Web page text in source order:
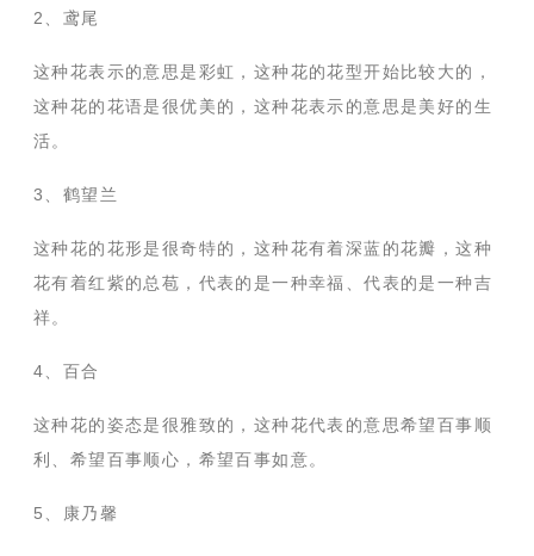
2、鸢尾
这种花表示的意思是彩虹，这种花的花型开始比较大的，
这种花的花语是很优美的，这种花表示的意思是美好的生
活。
3、鹤望兰
这种花的花形是很奇特的，这种花有着深蓝的花瓣，这种
花有着红紫的总苞，代表的是一种幸福、代表的是一种吉
祥。
4、百合
这种花的姿态是很雅致的，这种花代表的意思希望百事顺
利、希望百事顺心，希望百事如意。
5、康乃馨